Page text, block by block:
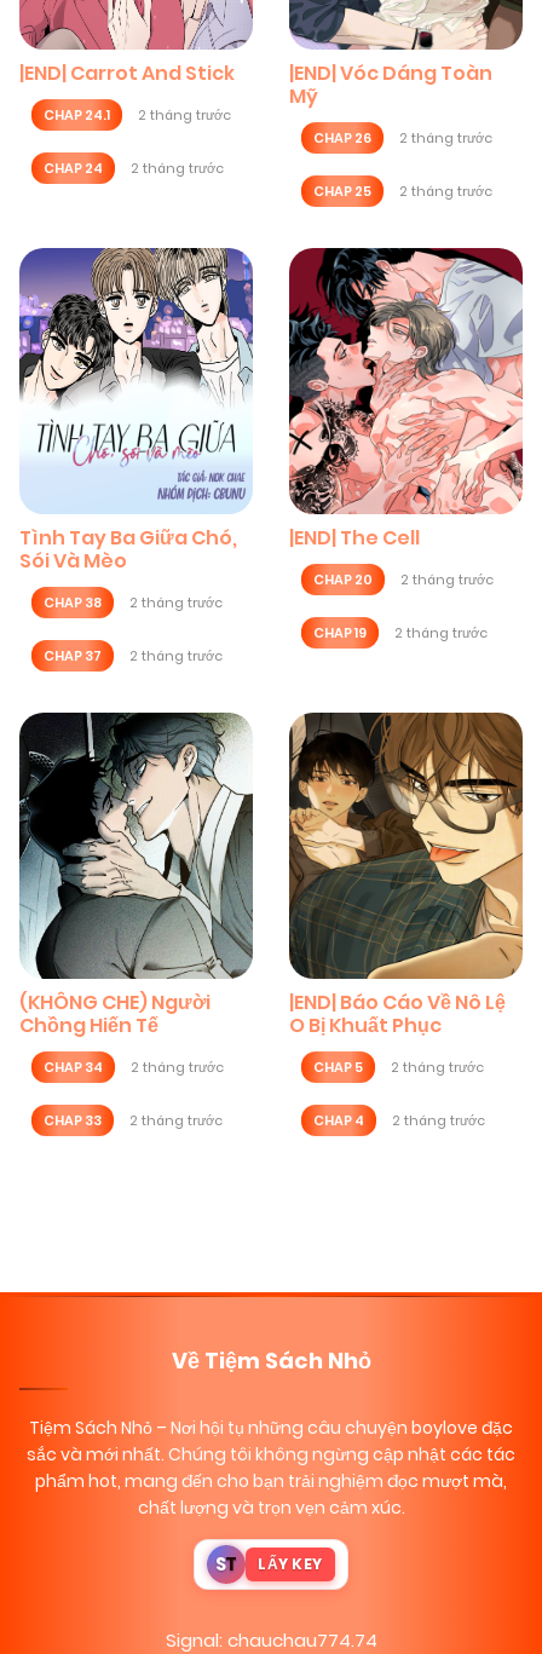
|END| Carrot And Stick
CHAP 24.1 2 tháng trước
CHAP 24 2 tháng trước
|END| Vóc Dáng Toàn
Mỹ
CHAP 26 2 tháng trước
CHAP 25 2 tháng trước
Tình Tay Ba Giữa Chó,
Sói Và Mèo
CHAP 38 2 tháng trước
CHAP 37 2 tháng trước
|END| The Cell
CHAP 20 2 tháng trước
CHAP 19 2 tháng trước
(KHÔNG CHE) Người
Chồng Hiến Tế
CHAP 34 2 tháng trước
CHAP 33 2 tháng trước
|END| Báo Cáo Về Nô Lệ
O Bị Khuất Phục
CHAP 5 2 tháng trước
CHAP 4 2 tháng trước
Về Tiệm Sách Nhỏ
Tiệm Sách Nhỏ – Nơi hội tụ những câu chuyện boylove đặc
sắc và mới nhất. Chúng tôi không ngừng cập nhật các tác
phẩm hot, mang đến cho bạn trải nghiệm đọc mượt mà,
chất lượng và trọn vẹn cảm xúc.
ST LẤY KEY
Signal: chauchau774.74